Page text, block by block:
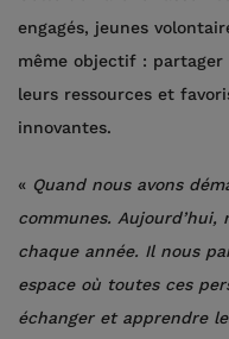
engagés, jeunes
même objectif :
leurs ressources et
innovantes.
« Quand nous avons
communes. Aujourd’hui,
chaque année. Il nous
espace où toutes ces
échanger et apprendre